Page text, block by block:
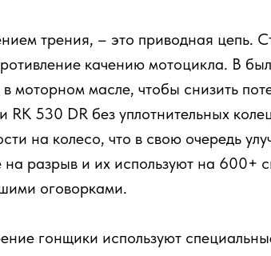
трения, – это приводная цепь.
качению мотоцикла. В
моторном масле, чтобы снизить
RK 530 DR без уплотнительных
на колесо, что в свою очередь
на разрыв и их используют на 600+
оговорками.
гонщики используют